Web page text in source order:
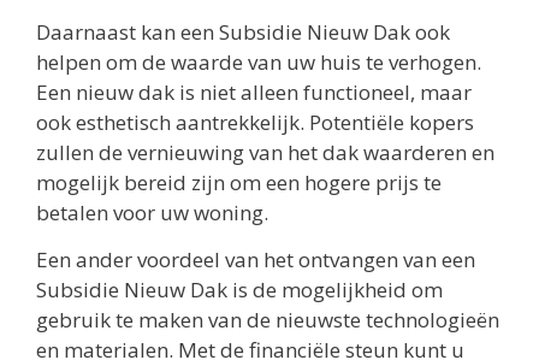
Daarnaast kan een Subsidie Nieuw Dak ook
helpen om de waarde van uw huis te verhogen.
Een nieuw dak is niet alleen functioneel, maar
ook esthetisch aantrekkelijk. Potentiële kopers
zullen de vernieuwing van het dak waarderen en
mogelijk bereid zijn om een hogere prijs te
betalen voor uw woning.
Een ander voordeel van het ontvangen van een
Subsidie Nieuw Dak is de mogelijkheid om
gebruik te maken van de nieuwste technologieën
en materialen. Met de financiële steun kunt u